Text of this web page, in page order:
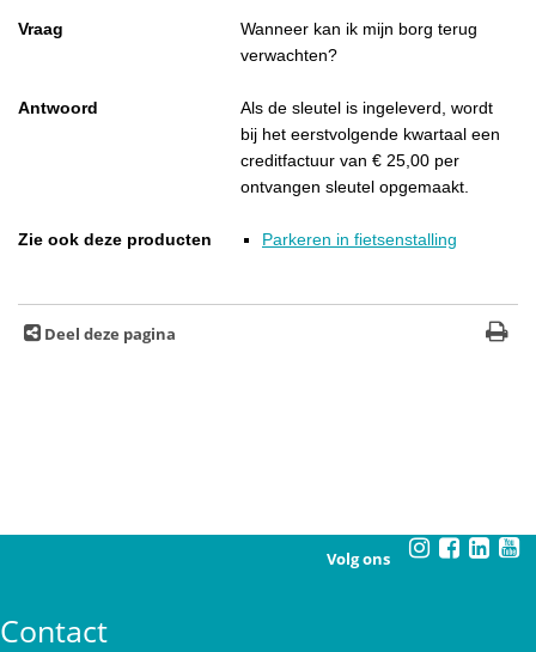
Vraag
Wanneer kan ik mijn borg terug
verwachten?
Antwoord
Als de sleutel is ingeleverd, wordt
bij het eerstvolgende kwartaal een
creditfactuur van € 25,00 per
ontvangen sleutel opgemaakt.
Zie ook deze producten Parkeren in fietsenstalling
Deel deze pagina
Volg ons
Contact